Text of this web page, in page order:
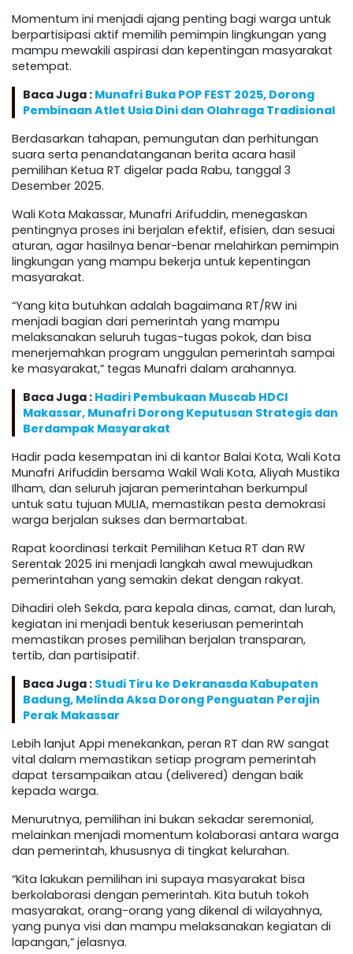
Momentum ini menjadi ajang penting bagi warga untuk
berpartisipasi aktif memilih pemimpin lingkungan yang
mampu mewakili aspirasi dan kepentingan masyarakat
setempat.
Baca Juga : Munafri Buka POP FEST 2025, Dorong
Pembinaan Atlet Usia Dini dan Olahraga Tradisional
Berdasarkan tahapan, pemungutan dan perhitungan
suara serta penandatanganan berita acara hasil
pemilihan Ketua RT digelar pada Rabu, tanggal 3
Desember 2025.
Wali Kota Makassar, Munafri Arifuddin, menegaskan
pentingnya proses ini berjalan efektif, efisien, dan sesuai
aturan, agar hasilnya benar-benar melahirkan pemimpin
lingkungan yang mampu bekerja untuk kepentingan
masyarakat.
“Yang kita butuhkan adalah bagaimana RT/RW ini
menjadi bagian dari pemerintah yang mampu
melaksanakan seluruh tugas-tugas pokok, dan bisa
menerjemahkan program unggulan pemerintah sampai
ke masyarakat,” tegas Munafri dalam arahannya.
Baca Juga : Hadiri Pembukaan Muscab HDCI
Makassar, Munafri Dorong Keputusan Strategis dan
Berdampak Masyarakat
Hadir pada kesempatan ini di kantor Balai Kota, Wali Kota
Munafri Arifuddin bersama Wakil Wali Kota, Aliyah Mustika
Ilham, dan seluruh jajaran pemerintahan berkumpul
untuk satu tujuan MULIA, memastikan pesta demokrasi
warga berjalan sukses dan bermartabat.
Rapat koordinasi terkait Pemilihan Ketua RT dan RW
Serentak 2025 ini menjadi langkah awal mewujudkan
pemerintahan yang semakin dekat dengan rakyat.
Dihadiri oleh Sekda, para kepala dinas, camat, dan lurah,
kegiatan ini menjadi bentuk keseriusan pemerintah
memastikan proses pemilihan berjalan transparan,
tertib, dan partisipatif.
Baca Juga : Studi Tiru ke Dekranasda Kabupaten
Badung, Melinda Aksa Dorong Penguatan Perajin
Perak Makassar
Lebih lanjut Appi menekankan, peran RT dan RW sangat
vital dalam memastikan setiap program pemerintah
dapat tersampaikan atau (delivered) dengan baik
kepada warga.
Menurutnya, pemilihan ini bukan sekadar seremonial,
melainkan menjadi momentum kolaborasi antara warga
dan pemerintah, khususnya di tingkat kelurahan.
“Kita lakukan pemilihan ini supaya masyarakat bisa
berkolaborasi dengan pemerintah. Kita butuh tokoh
masyarakat, orang-orang yang dikenal di wilayahnya,
yang punya visi dan mampu melaksanakan kegiatan di
lapangan,” jelasnya.